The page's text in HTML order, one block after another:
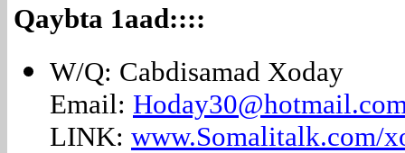
Qaybta 1aad::::
W/Q: Cabdisamad Xoday
Email:
LINK: www.Somalitalk.com/